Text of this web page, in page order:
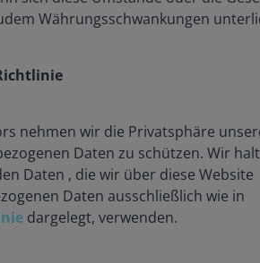
Währungsschwankungen
nehmen wir die Privatsphäre
Daten zu schützen. Wir
Daten , die wir über diese
Daten ausschließlich wie in
dargelegt, verwenden.